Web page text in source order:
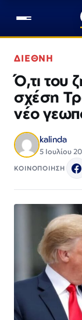
ΔΙΕΘΝΗ
Ό,τι του
σχέση
νέο
kalinda
5 Ιουλίου
ΚΟΙΝΟΠΟΙΗΣΗ